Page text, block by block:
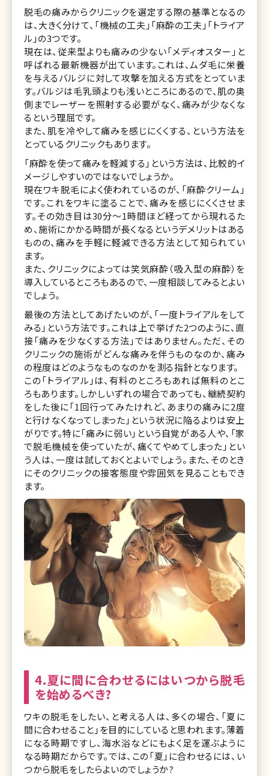
脱毛の痛みからクリニックを選定する際の基準となるの
は、大きく分けて、「機械の工夫」「麻酔の工夫」「トライア
ル」の3つです。
現在は、従来型よりも痛みの少ない「メディオスター」と
呼ばれる最新機器が出ています。これは、ムダ毛に栄養
を与えるバルジに対して攻撃を加える方式をとっていま
す。バルジは毛乳頭よりも浅いところにあるので、肌の奥
側までレーザーを照射する必要がなく、痛みが少なくな
るという理屈です。
また、肌を冷やして痛みを感じにくくする、という方法を
とっているクリニックもあります。
「麻酔を使って痛みを軽減する」という方法は、比較的イ
メージしやすいのではないでしょうか。
現在ワキ脱毛によく使われているのが、「麻酔クリーム」
です。これをワキに塗ることで、痛みを感じにくくさせま
す。その効き目は30分～1時間ほど経ってから現れるた
め、施術にかかる時間が長くなるというデメリットはある
ものの、痛みを手軽に軽減できる方法として知られてい
ます。
また、クリニックによっては笑気麻酔（吸入型の麻酔）を
導入しているところもあるので、一度相談してみるとよい
でしょう。
最後の方法としてあげたいのが、「一度トライアルをして
みる」という方法です。これは上で挙げた2つのように、直
接「痛みを少なくする方法」ではありません。ただ、その
クリニックの施術がどんな痛みを伴うものなのか、痛み
の程度はどのようなものなのかを測る指針となります。
この「トライアル」は、有料のところもあれば無料のとこ
ろもあります。しかしいずれの場合であっても、継続契約
をした後に「1回行ってみたけれど、あまりの痛みに2度
と行けなくなってしまった」という状況に陥るよりは安上
がりです。特に「痛みに弱い」という自覚がある人や、「家
で脱毛機械を使っていたが、痛くてやめてしまった」とい
う人は、一度は試しておくとよいでしょう。また、そのとき
にそのクリニックの接客態度や雰囲気を見ることもでき
ます。
4.夏に間に合わせるにはいつから脱毛
を始めるべき?
ワキの脱毛をしたい、と考える人は、多くの場合、「夏に
間に合わせること」を目的にしていると思われます。薄着
になる時期ですし、海水浴などにもよく足を運ぶように
なる時期だからです。では、この「夏」に合わせるには、い
つから脱毛をしたらよいのでしょうか?